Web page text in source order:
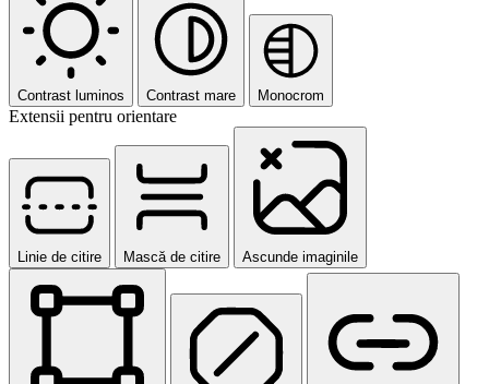
Contrast luminos Contrast mare Monocrom
Extensii pentru orientare
Linie de citire Mască de citire Ascunde imaginile